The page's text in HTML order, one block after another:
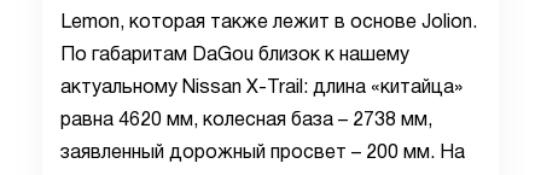
Lemon, которая также лежит в основе Jolion.
По габаритам DaGou близок к нашему
актуальному Nissan X-Trail: длина «китайца»
равна 4620 мм, колесная база – 2738 мм,
заявленный дорожный просвет – 200 мм. На